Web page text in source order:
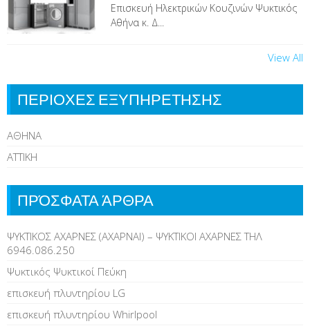
Επισκευή Ηλεκτρικών Κουζινών Ψυκτικός
Αθήνα κ. Δ...
View All
ΠΕΡΙΟΧΕΣ ΕΞΥΠΗΡΕΤΗΣΗΣ
ΑΘΗΝΑ
ΑΤΤΙΚΗ
ΠΡΌΣΦΑΤΑ ΆΡΘΡΑ
ΨΥΚΤΙΚΟΣ ΑΧΑΡΝΕΣ (ΑΧΑΡΝΑΙ) – ΨΥΚΤΙΚΟΙ ΑΧΑΡΝΕΣ ΤΗΛ
6946.086.250
Ψυκτικός Ψυκτικοί Πεύκη
επισκευή πλυντηρίου LG
επισκευή πλυντηρίου Whirlpool